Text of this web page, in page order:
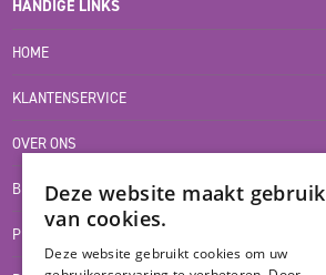
HANDIGE LINKS
HOME
KLANTENSERVICE
OVER ONS
BLOG
PRIVACYVERKLARING
Deze website maakt gebruik
van cookies.
Deze website gebruikt cookies om uw